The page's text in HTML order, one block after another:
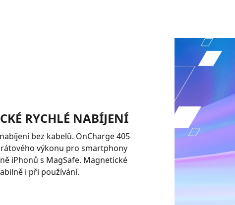
RYCHLÉ NABÍJENÍ
bez kabelů. OnCharge 405
výkonu pro smartphony
iPhonů s MagSafe. Magnetické
i při používání.